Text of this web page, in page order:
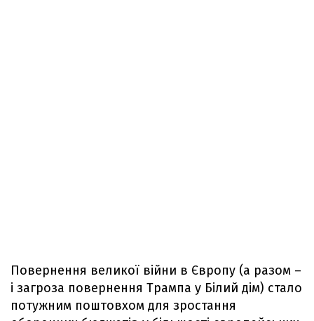
Повернення великої війни в Європу (а разом –
і загроза повернення Трампа у Білий дім) стало
потужним поштовхом для зростання